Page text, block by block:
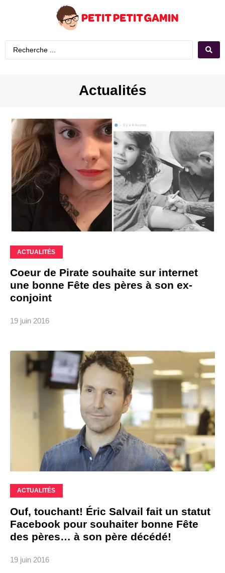
Actualités
ACTUALITÉS
Coeur de Pirate souhaite sur internet
une bonne Fête des pères à son ex-
conjoint
19 juin 2016
ACTUALITÉS
Ouf, touchant! Éric Salvail fait un statut
Facebook pour souhaiter bonne Fête
des pères… à son père décédé!
19 juin 2016